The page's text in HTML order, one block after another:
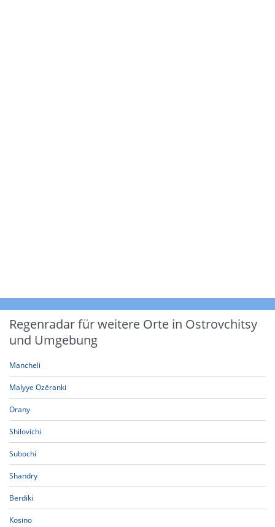
Regenradar für weitere Orte in Ostrovchitsy
und Umgebung
Mancheli
Malyye Ozëranki
Orany
Shilovichi
Subochi
Shandry
Berdiki
Kosino